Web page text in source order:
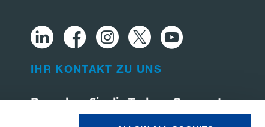
IHR KONTAKT ZU UNS
Besuchen Sie die Tadano Corporate